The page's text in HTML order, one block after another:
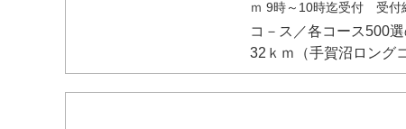
ｍ 9時～10時迄受付 受付
コ－ス／各コース500
32ｋｍ（手賀沼ロング